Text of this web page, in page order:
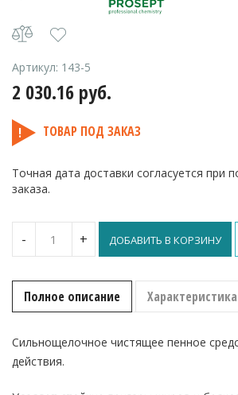
Артикул: 143-5
2 030.16 руб.
ТОВАР ПОД ЗАКАЗ
Точная дата доставки согласуется при
заказа.
-
Cooky
Smoke
чистки
+ ДОБАВИТЬ В КОРЗИНУ
Полное описание Характеристика
Сильнощелочное чистящее пенное
действия.